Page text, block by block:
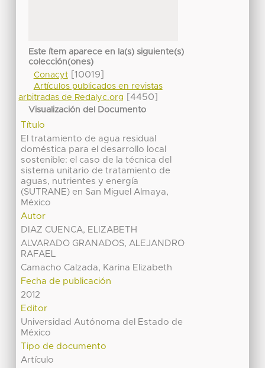
Este ítem aparece en la(s) siguiente(s)
colección(ones)
Conacyt[10019]
Artículos publicados en revistas
arbitradas de Redalyc.org
[4450]
Visualización del Documento
Título
El tratamiento de agua residual
doméstica para el desarrollo local
sostenible: el caso de la técnica del
sistema unitario de tratamiento de
aguas, nutrientes y energía
(SUTRANE) en San Miguel Almaya,
México
Autor
DIAZ CUENCA, ELIZABETH
ALVARADO GRANADOS, ALEJANDRO
RAFAEL
Camacho Calzada, Karina Elizabeth
Fecha de publicación
2012
Editor
Universidad Autónoma del Estado de
México
Tipo de documento
Artículo